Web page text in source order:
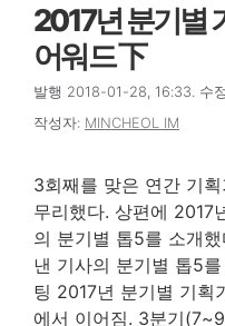
2017년 분기별
어워드 下
발행 2018-01-28, 16:33. 수
작성자: MINCHEOL IM
3회째를 맞은 연간 기
무리했다. 상편에 2017
의 분기별 톱5를 소개
낸 기사의 분기별 톱5
팅 2017년 분기별 기획
에서 이어짐. 3분기